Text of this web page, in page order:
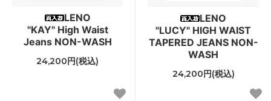
LENO
"KAY" High Waist
Jeans NON-WASH
24,200円(税込)
LENO
"LUCY" HIGH WAIST
TAPERED JEANS NON-
WASH
24,200円(税込)